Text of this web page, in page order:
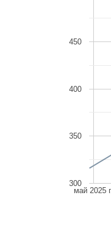
май 2025
300
350
400
450